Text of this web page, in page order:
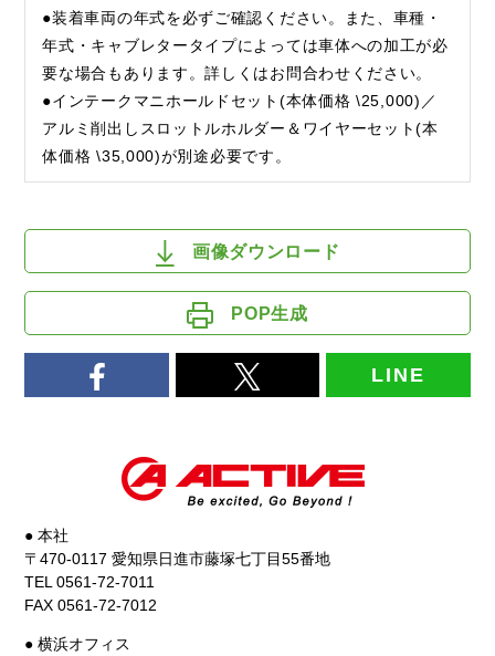
●装着車両の年式を必ずご確認ください。また、車種・
年式・キャブレタータイプによっては車体への加工が必
要な場合もあります。詳しくはお問合わせください。
●インテークマニホールドセット(本体価格 \25,000)／
アルミ削出しスロットルホルダー＆ワイヤーセット(本
体価格 \35,000)が別途必要です。
画像ダウンロード
POP生成
LINE
● 本社
〒470-0117 愛知県日進市藤塚七丁目55番地
TEL 0561-72-7011
FAX 0561-72-7012
● 横浜オフィス